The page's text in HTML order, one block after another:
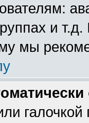
и
мы
галочкой